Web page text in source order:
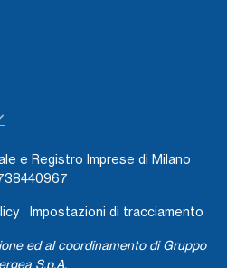
e Registro Imprese di Milano
Impostazioni di tracciamento
ed al coordinamento di Gruppo
S.p.A.